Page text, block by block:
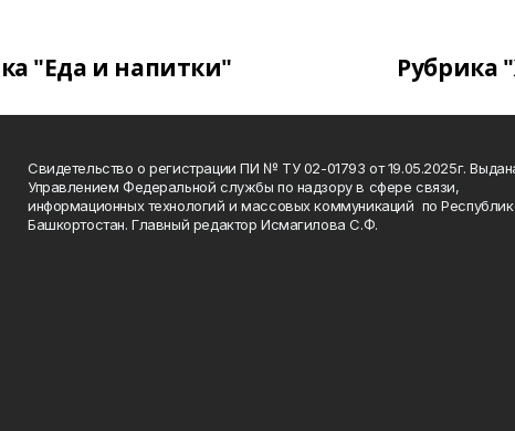
"Еда и напитки" Рубрика
Свидетельство о регистрации ПИ № ТУ 02-01793 от 19.05.2025г.
Управлением Федеральной службы по надзору в сфере связи,
информационных технологий и массовых коммуникаций по
Башкортостан. Главный редактор Исмагилова С.Ф.